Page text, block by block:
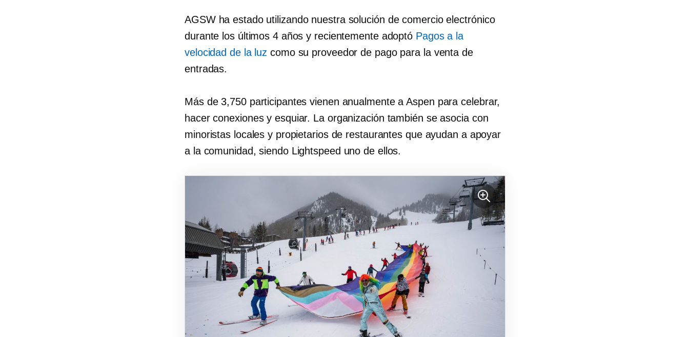
AGSW ha estado utilizando nuestra solución de comercio electrónico
durante los últimos 4 años y recientemente adoptó Pagos a la
velocidad de la luz como su proveedor de pago para la venta de
entradas.
Más de 3,750 participantes vienen anualmente a Aspen para celebrar,
hacer conexiones y esquiar. La organización también se asocia con
minoristas locales y propietarios de restaurantes que ayudan a apoyar
a la comunidad, siendo Lightspeed uno de ellos.